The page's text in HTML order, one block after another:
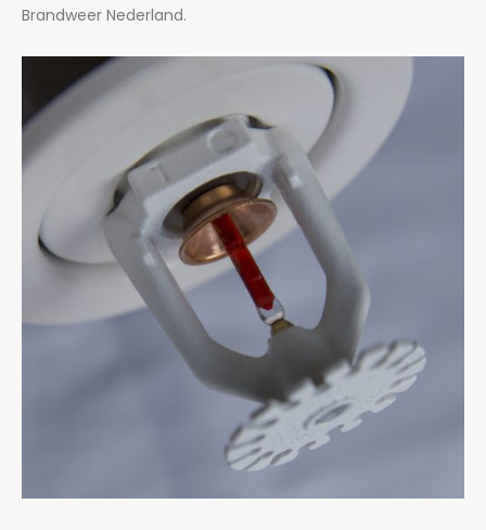
Brandweer Nederland.